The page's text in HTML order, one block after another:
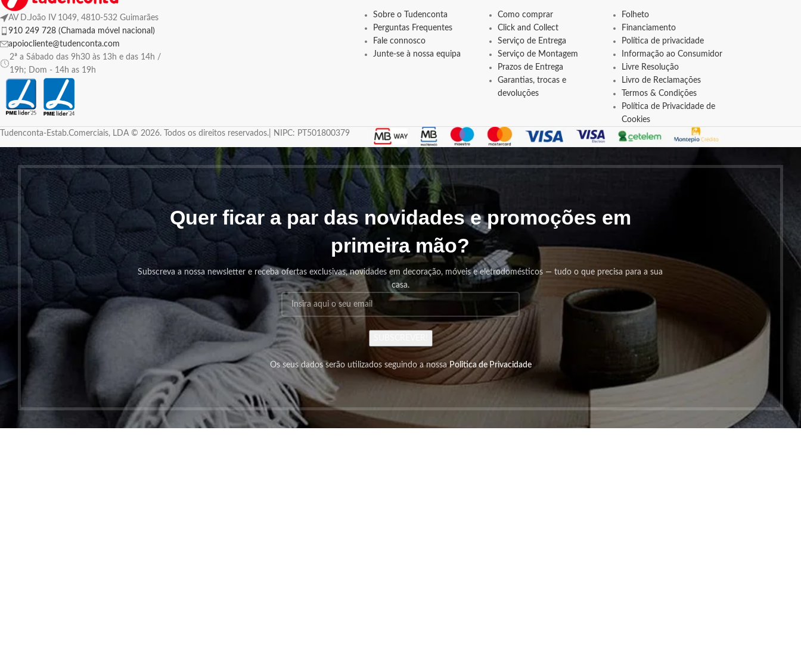
AV D.João IV 1049, 4810-532 Guimarães
910 249 728 (Chamada móvel nacional)
apoiocliente@tudenconta.com
2ª a Sábado das 9h30 às 13h e das 14h /
19h; Dom - 14h as 19h
Sobre o Tudenconta
Perguntas Frequentes
Fale connosco
Junte-se à nossa equipa
Como comprar
Click and Collect
Serviço de Entrega
Serviço de Montagem
Prazos de Entrega
Garantias, trocas e
devoluções
Folheto
Financiamento
Política de privacidade
Informação ao Consumidor
Livre Resolução
Livro de Reclamações
Termos & Condições
Política de Privacidade de
Cookies
Tudenconta-Estab.Comerciais, LDA © 2026. Todos os direitos reservados.| NIPC: PT501800379
Quer ficar a par das novidades e promoções em
primeira mão?
Subscreva a nossa newsletter e receba ofertas exclusivas, novidades em decoração, móveis e eletrodomésticos — tudo o que precisa para a sua
casa.
Os seus dados serão utilizados seguindo a nossaPolitica de Privacidade